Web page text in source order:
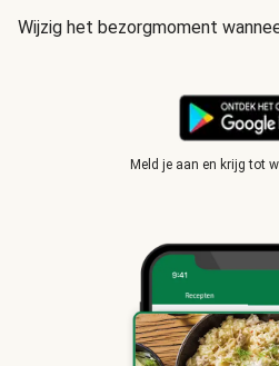
Wijzig het bezorgmoment
Meld je aan en krijg tot